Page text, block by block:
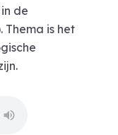
de
Thema is het